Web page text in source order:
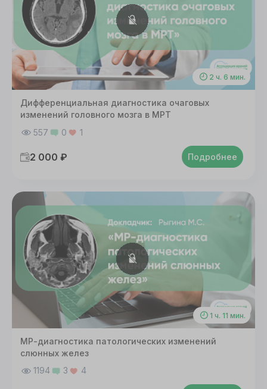
2 ч. 6 мин.
Дифференциальная диагностика очаговых
изменений головного мозга в МРТ
557
0 1
2 000 ₽ Подробнее
1 ч. 11 мин.
МР-диагностика патологических изменений
слюнных желез
1194
3 4